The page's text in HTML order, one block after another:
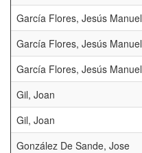
García Flores, Jesús Manuel
García Flores, Jesús Manuel
García Flores, Jesús Manuel
Gil, Joan
Gil, Joan
González De Sande, Jose